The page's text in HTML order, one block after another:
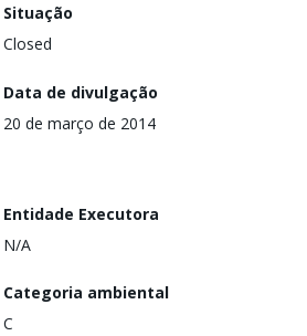
Situação
Closed
Data de divulgação
20 de março de 2014
Entidade Executora
N/A
Categoria ambiental
C